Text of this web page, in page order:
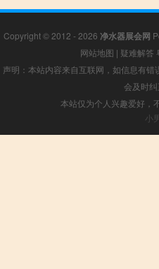
Copyright © 2012 - 2026 净水器展会网
网站地图 | 疑难解答
声明：本站内容来自互联网，如信息有
会及时
本站仅为个人兴趣爱好，
小